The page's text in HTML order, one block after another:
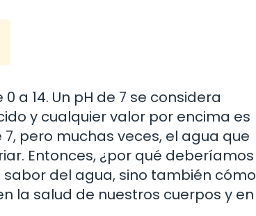
a 14. Un pH de 7 se considera
y cualquier valor por encima es
pero muchas veces, el agua que
Entonces, ¿por qué deberíamos
del agua, sino también cómo
la salud de nuestros cuerpos y en